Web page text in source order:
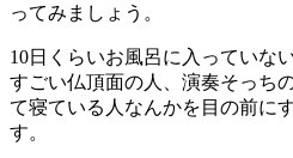
ってみましょう。
10日くらいお風呂に入っていな
すごい仏頂面の人、演奏そっち
て寝ている人なんかを目の前に
す。